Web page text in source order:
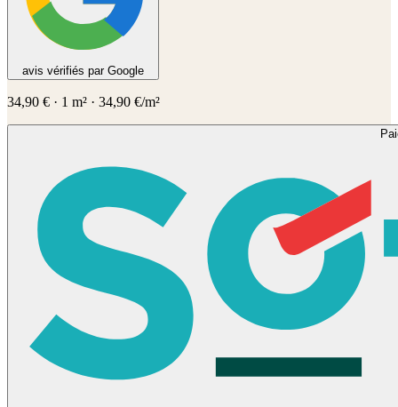
avis vérifiés par Google
34,90 € · 1 m² · 34,90 €/m²